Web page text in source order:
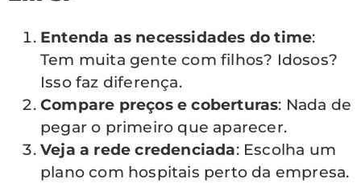
Entenda as necessidades do time:
Tem muita gente com filhos? Idosos?
Isso faz diferença.
Compare preços e coberturas: Nada de
pegar o primeiro que aparecer.
Veja a rede credenciada: Escolha um
plano com hospitais perto da empresa.